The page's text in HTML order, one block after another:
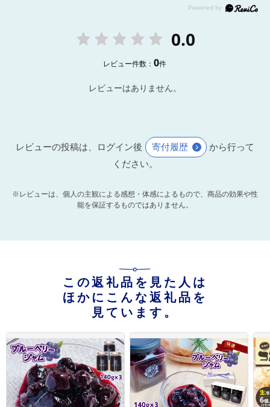
0.0
レビュー件数：0件
レビューはありません。
レビューの投稿は、ログイン後 寄付履歴
から行って
ください。
※レビューは、個人の主観による感想・体感によるもので、商品の効果や性
能を保証するものではありません。
この返礼品を見た人は
ほかにこんな返礼品を
見ています。